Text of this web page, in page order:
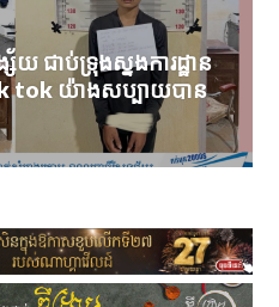
ជាប់ទ្រុងស្នងការដ្ឋាន
tok យ៉ាងសប្បាយបាន